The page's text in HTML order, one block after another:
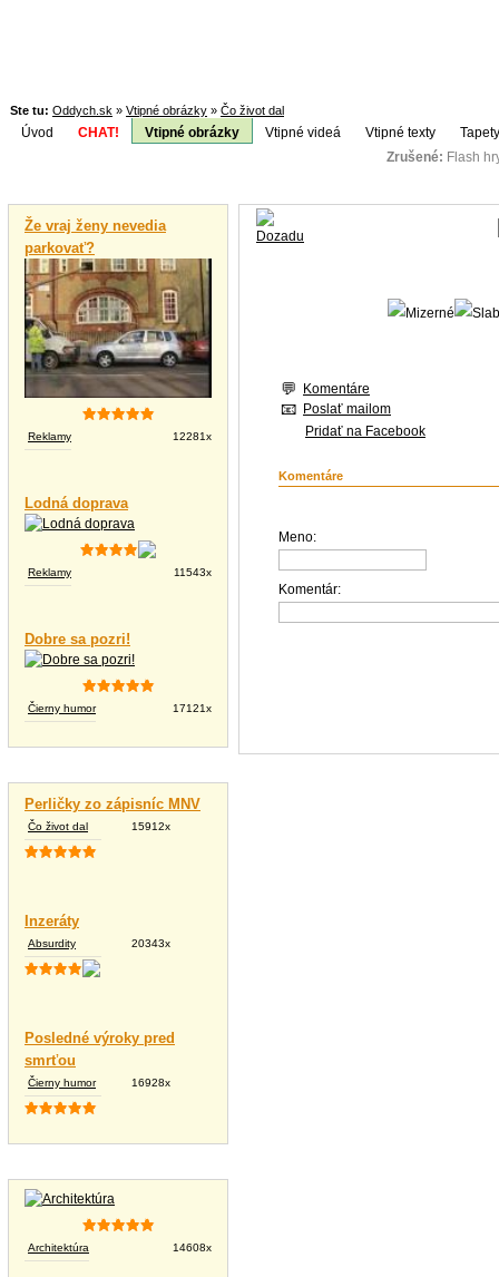
Ste tu: Oddych.sk » Vtipné obrázky » Čo život dal
Úvod CHAT! Vtipné obrázky Vtipné videá Vtipné texty
Zrušené: Flash
Že vraj ženy nevedia
parkovať?
Reklamy 12281x
Lodná doprava
Reklamy 11543x
Dobre sa pozri!
Čierny humor 17121x
Perličky zo zápisníc MNV
Čo život dal 15912x
Inzeráty
Absurdity 20343x
Posledné výroky pred
smrťou
Čierny humor 16928x
Architektúra 14608x
Komentáre
Poslať mailom
Pridať na Facebook
Komentáre
Meno:
Komentár: